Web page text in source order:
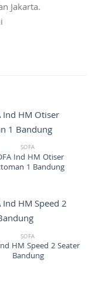
Jakarta.
SOFA
Ind HM Otiser
1 Bandung
SOFA
HM Speed 2 Seater
Bandung